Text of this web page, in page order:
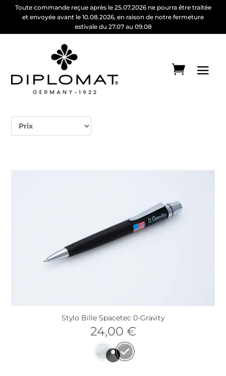
Toute commande reçue après le 25.07.2026 ne pourra être traitée
et envoyée avant le 10.08.2026, en raison de notre fermeture
estivale du 27.07 au 09.08
Stylo Bille Spacetec 0-Gravity
24,00 €